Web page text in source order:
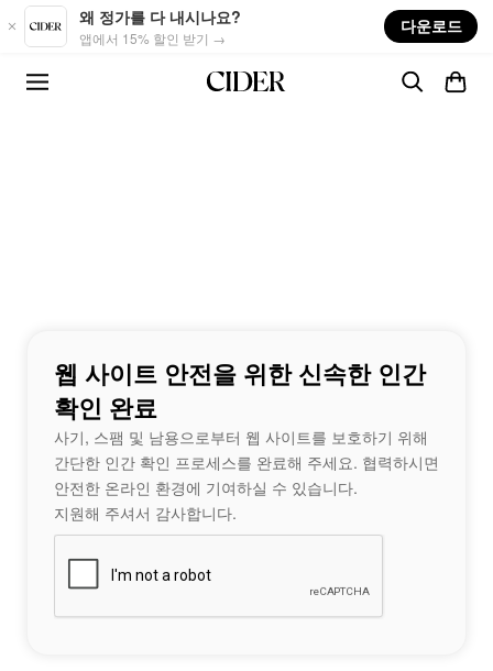
Skip to main content
왜 정가를 다 내시나요?
앱에서 15% 할인 받기 →
다운로드
웹 사이트 안전을 위한 신속한 인간
확인 완료
사기, 스팸 및 남용으로부터 웹 사이트를 보호하기 위해
간단한 인간 확인 프로세스를 완료해 주세요. 협력하시면
안전한 온라인 환경에 기여하실 수 있습니다.
지원해 주셔서 감사합니다.